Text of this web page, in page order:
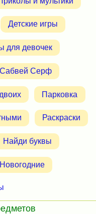
Детские игры
для девочек
Сабвей Серф
Парковка
Раскраски
Найди буквы
Новогодние